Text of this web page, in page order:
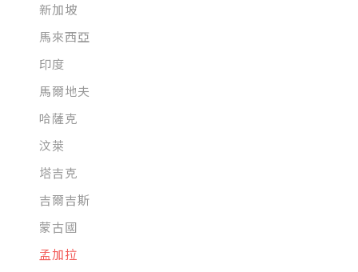
新加坡
馬來西亞
印度
馬爾地夫
哈薩克
汶萊
塔吉克
吉爾吉斯
蒙古國
孟加拉